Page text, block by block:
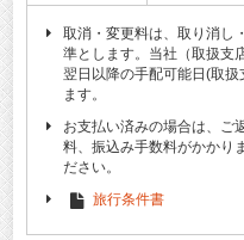
取消・変更料は、取り消し
準とします。当社（取扱支
翌日以降の手配可能日(取
ます。
お支払い済みの場合は、ご
料、振込み手数料がかかり
ださい。
旅行条件書